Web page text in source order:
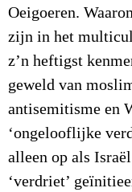
Oeigoeren.
zijn in het
z’n heftigst
geweld van
antisemitisme en
‘ongelooflijke
alleen op als
‘verdriet’